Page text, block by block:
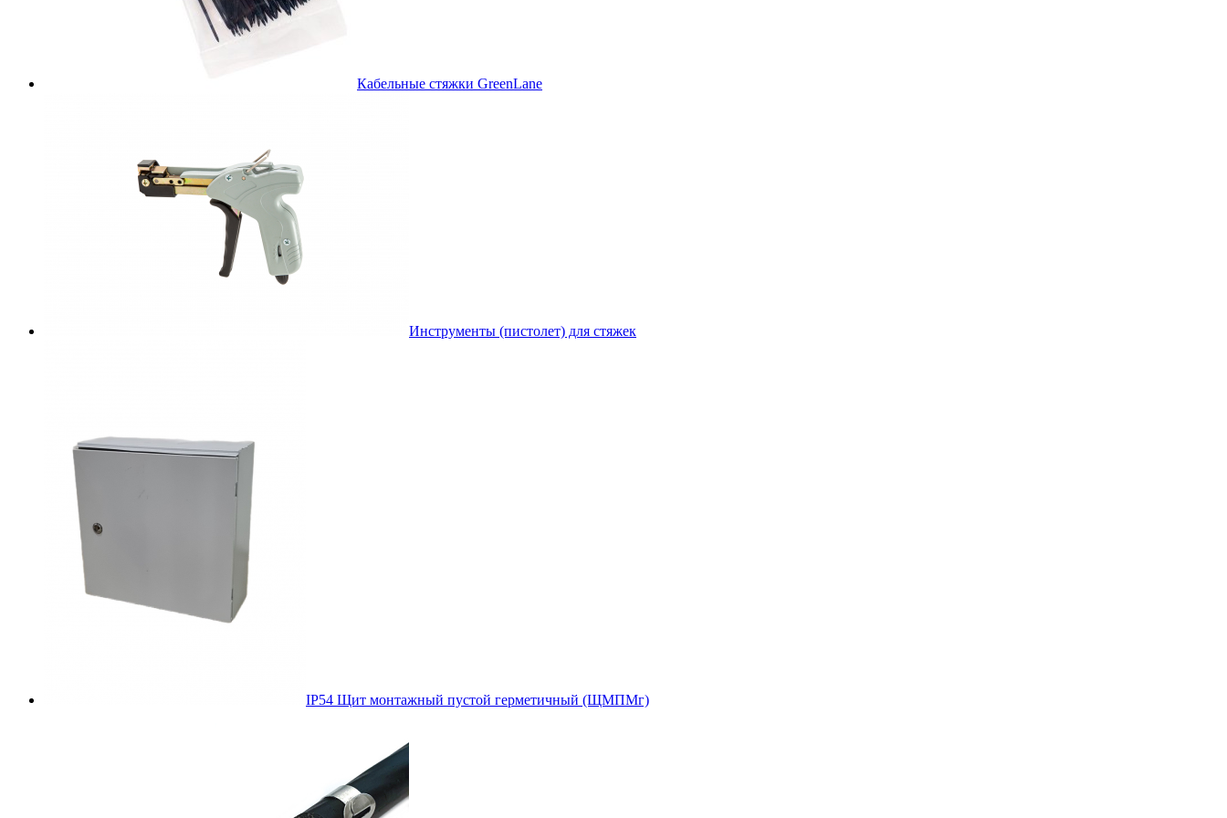
Кабельные стяжки GreenLane
Инструменты (пистолет) для стяжек
IP54 Щит монтажный пустой герметичный (ЩМПМг)